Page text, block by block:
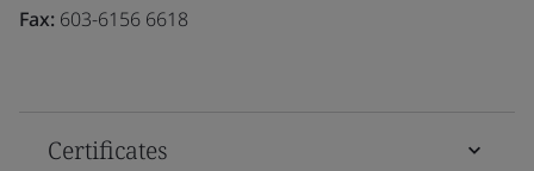
Fax: 603-6156 6618
Certificates